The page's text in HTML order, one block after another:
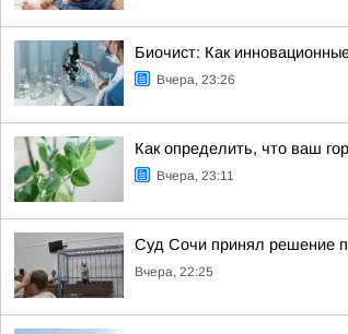
Биочист: Как
Вчера, 23:26
Как определить, что ваш
Вчера, 23:11
Суд Сочи принял решение
Вчера, 22:25